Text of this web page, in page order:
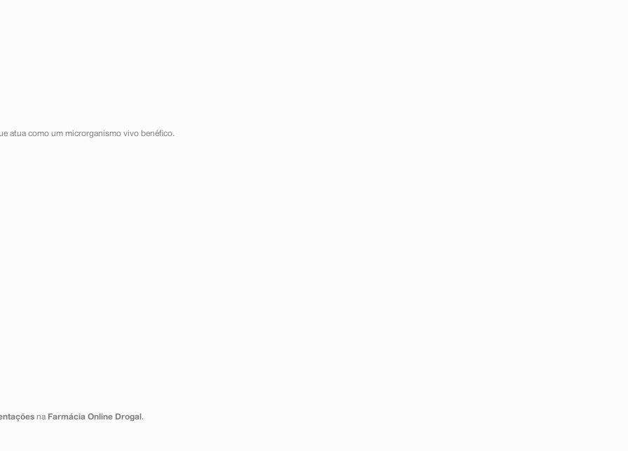
atua como um microrganismo vivo benéfico.
na Farmácia Online Drogal .